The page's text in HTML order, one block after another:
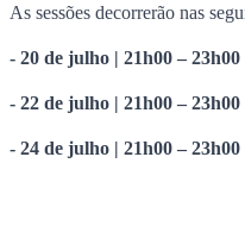
As sessões decorrerão nas
- 20 de julho | 21h00 – 23h00
- 22 de julho | 21h00 – 23h00
- 24 de julho | 21h00 – 23h00